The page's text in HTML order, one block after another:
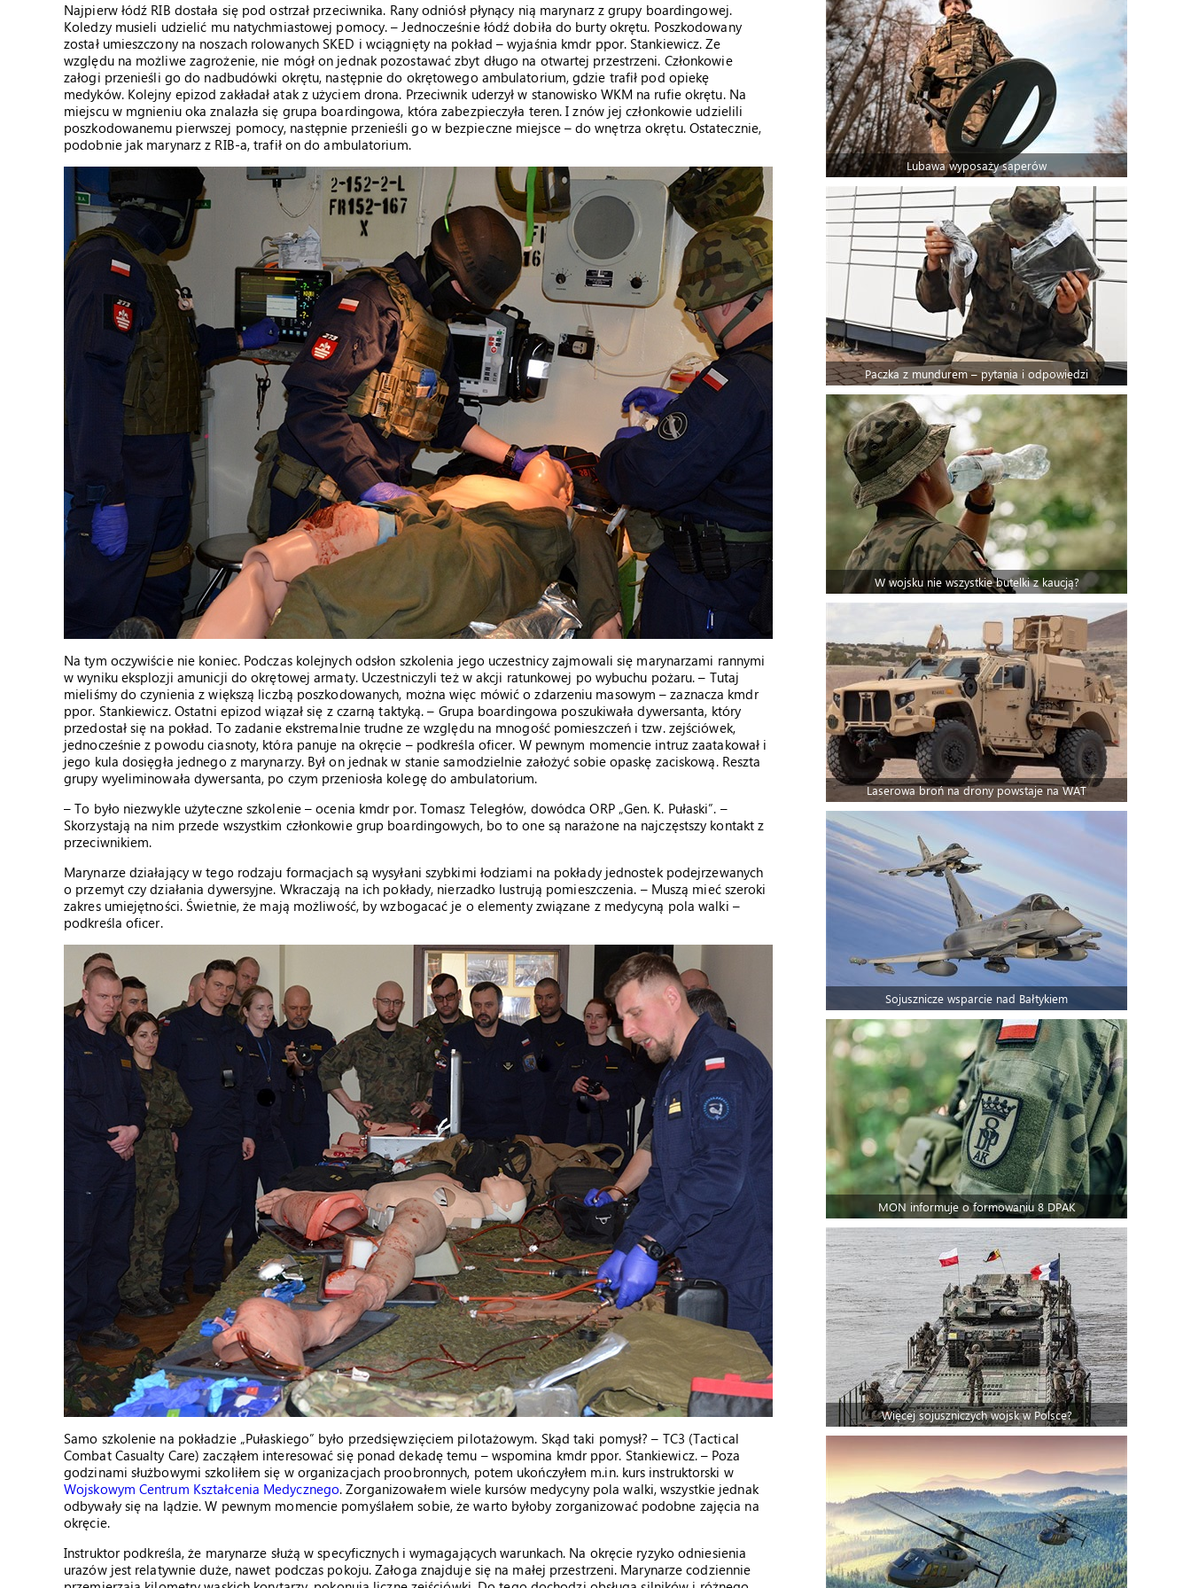
Najpierw łódź RIB dostała się pod ostrzał przeciwnika. Rany odniósł płynący nią marynarz z grupy boardingowej.
Koledzy musieli udzielić mu natychmiastowej pomocy. – Jednocześnie łódź dobiła do burty okrętu. Poszkodowany
został umieszczony na noszach rolowanych SKED i wciągnięty na pokład – wyjaśnia kmdr ppor. Stankiewicz. Ze
względu na możliwe zagrożenie, nie mógł on jednak pozostawać zbyt długo na otwartej przestrzeni. Członkowie
załogi przenieśli go do nadbudówki okrętu, następnie do okrętowego ambulatorium, gdzie trafił pod opiekę
medyków. Kolejny epizod zakładał atak z użyciem drona. Przeciwnik uderzył w stanowisko WKM na rufie okrętu. Na
miejscu w mgnieniu oka znalazła się grupa boardingowa, która zabezpieczyła teren. I znów jej członkowie udzielili
poszkodowanemu pierwszej pomocy, następnie przenieśli go w bezpieczne miejsce – do wnętrza okrętu. Ostatecznie,
podobnie jak marynarz z RIB-a, trafił on do ambulatorium.
Na tym oczywiście nie koniec. Podczas kolejnych odsłon szkolenia jego uczestnicy zajmowali się marynarzami rannymi
w wyniku eksplozji amunicji do okrętowej armaty. Uczestniczyli też w akcji ratunkowej po wybuchu pożaru. – Tutaj
mieliśmy do czynienia z większą liczbą poszkodowanych, można więc mówić o zdarzeniu masowym – zaznacza kmdr
ppor. Stankiewicz. Ostatni epizod wiązał się z czarną taktyką. – Grupa boardingowa poszukiwała dywersanta, który
przedostał się na pokład. To zadanie ekstremalnie trudne ze względu na mnogość pomieszczeń i tzw. zejściówek,
jednocześnie z powodu ciasnoty, która panuje na okręcie – podkreśla oficer. W pewnym momencie intruz zaatakował i
jego kula dosięgła jednego z marynarzy. Był on jednak w stanie samodzielnie założyć sobie opaskę zaciskową. Reszta
grupy wyeliminowała dywersanta, po czym przeniosła kolegę do ambulatorium.
– To było niezwykle użyteczne szkolenie – ocenia kmdr por. Tomasz Teległów, dowódca ORP „Gen. K. Pułaski”. –
Skorzystają na nim przede wszystkim członkowie grup boardingowych, bo to one są narażone na najczęstszy kontakt z
przeciwnikiem.
Marynarze działający w tego rodzaju formacjach są wysyłani szybkimi łodziami na pokłady jednostek podejrzewanych
o przemyt czy działania dywersyjne. Wkraczają na ich pokłady, nierzadko lustrują pomieszczenia. – Muszą mieć szeroki
zakres umiejętności. Świetnie, że mają możliwość, by wzbogacać je o elementy związane z medycyną pola walki –
podkreśla oficer.
Samo szkolenie na pokładzie „Pułaskiego” było przedsięwzięciem pilotażowym. Skąd taki pomysł? – TC3 (Tactical
Combat Casualty Care) zacząłem interesować się ponad dekadę temu – wspomina kmdr ppor. Stankiewicz. – Poza
godzinami służbowymi szkoliłem się w organizacjach proobronnych, potem ukończyłem m.in. kurs instruktorski w
Wojskowym Centrum Kształcenia Medycznego. Zorganizowałem wiele kursów medycyny pola walki, wszystkie jednak
odbywały się na lądzie. W pewnym momencie pomyślałem sobie, że warto byłoby zorganizować podobne zajęcia na
okręcie.
Instruktor podkreśla, że marynarze służą w specyficznych i wymagających warunkach. Na okręcie ryzyko odniesienia
urazów jest relatywnie duże, nawet podczas pokoju. Załoga znajduje się na małej przestrzeni. Marynarze codziennie
Lubawa wyposaży saperów
Paczka z mundurem – pytania i odpowiedzi
W wojsku nie wszystkie butelki z kaucją?
Laserowa broń na drony powstaje na WAT
Sojusznicze wsparcie nad Bałtykiem
MON informuje o formowaniu 8 DPAK
Więcej sojuszniczych wojsk w Polsce?